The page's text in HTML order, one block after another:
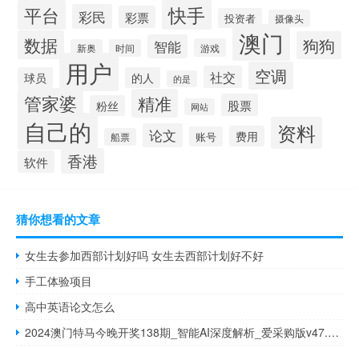
平台 彩民 彩票 快手 投资者 摄像头
数据 新奥 时间 智能 游戏 澳门 狗狗
球员 用户 的人 的是 社交 空调
管家婆 粉丝 精准 网站 股票
自己的 船票 论文 账号 费用 资料
软件 香港
猜你想看的文章
女生去参加西部计划好吗 女生去西部计划好不好
手工体验项目
高中英语论文怎么
2024澳门特马今晚开奖138期_智能AI深度解析_爱采购版v47.08.138